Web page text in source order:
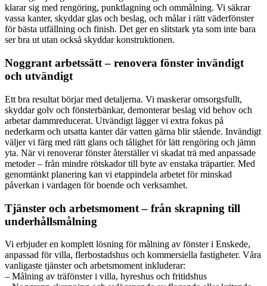
klarar sig med rengöring, punktlagning och ommålning. Vi säkrar
vassa kanter, skyddar glas och beslag, och målar i rätt väderfönster
för bästa utfällning och finish. Det ger en slitstark yta som inte bara
ser bra ut utan också skyddar konstruktionen.
Noggrant arbetssätt – renovera fönster invändigt
och utvändigt
Ett bra resultat börjar med detaljerna. Vi maskerar omsorgsfullt,
skyddar golv och fönsterbänkar, demonterar beslag vid behov och
arbetar dammreducerat. Utvändigt lägger vi extra fokus på
nederkarm och utsatta kanter där vatten gärna blir stående. Invändigt
väljer vi färg med rätt glans och tålighet för lätt rengöring och jämn
yta. När vi renoverar fönster återställer vi skadat trä med anpassade
metoder – från mindre rötskador till byte av enstaka träpartier. Med
genomtänkt planering kan vi etappindela arbetet för minskad
påverkan i vardagen för boende och verksamhet.
Tjänster och arbetsmoment – från skrapning till
underhållsmålning
Vi erbjuder en komplett lösning för målning av fönster i Enskede,
anpassad för villa, flerbostadshus och kommersiella fastigheter. Våra
vanligaste tjänster och arbetsmoment inkluderar:
– Målning av träfönster i villa, hyreshus och fritidshus